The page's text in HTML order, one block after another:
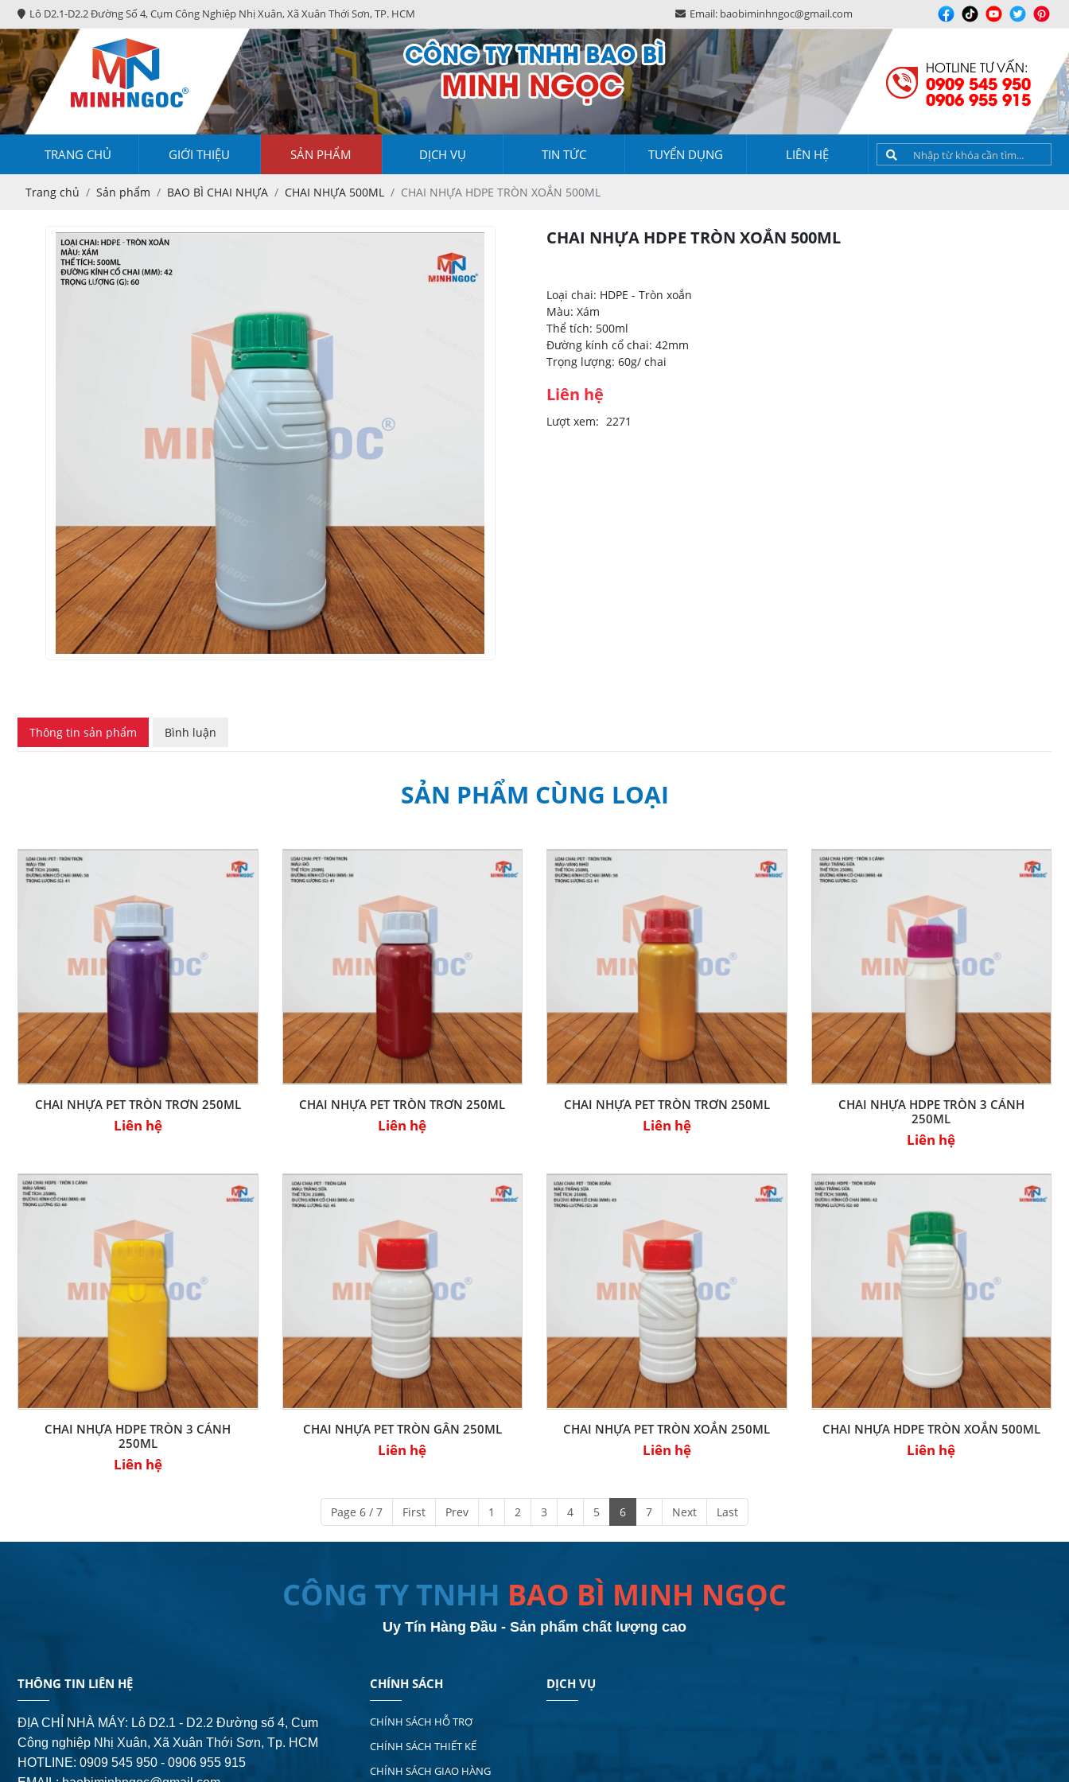
Lô D2.1-D2.2 Đường Số 4, Cụm Công Nghiệp Nhị Xuân, Xã Xuân Thới Sơn, TP. HCM Email: baobiminhngoc@gmail.com
HOTLINE TƯ VẤN:
0909 545 950
0906 955 915
TRANG CHỦ GIỚI THIỆU SẢN PHẨM DỊCH VỤ TIN TỨC TUYỂN DỤNG LIÊN HỆ
Trang chủ Sản phẩm BAO BÌ CHAI NHỰA CHAI NHỰA 500ML CHAI NHỰA HDPE TRÒN XOẮN 500ML
CHAI NHỰA HDPE TRÒN XOẮN 500ML
Loại chai: HDPE - Tròn xoắn
Màu: Xám
Thể tích: 500ml
Đường kính cổ chai: 42mm
Trọng lượng: 60g/ chai
Liên hệ
Lượt xem: 2271
Thông tin sản phẩm Bình luận
SẢN PHẨM CÙNG LOẠI
CHAI NHỰA PET TRÒN TRƠN 250ML
Liên hệ
CHAI NHỰA PET TRÒN TRƠN 250ML
Liên hệ
CHAI NHỰA PET TRÒN TRƠN 250ML
Liên hệ
CHAI NHỰA HDPE TRÒN 3 CÁNH
250ML
Liên hệ
CHAI NHỰA HDPE TRÒN 3 CÁNH
250ML
Liên hệ
CHAI NHỰA PET TRÒN GÂN 250ML
Liên hệ
CHAI NHỰA PET TRÒN XOẮN 250ML
Liên hệ
CHAI NHỰA HDPE TRÒN XOẮN 500ML
Liên hệ
Page 6 / 7 First Prev 1 2 3 4 5 6 7 Next Last
CÔNG TY TNHH BAO BÌ MINH NGỌC
Uy Tín Hàng Đầu - Sản phẩm chất lượng cao
THÔNG TIN LIÊN HỆ
ĐỊA CHỈ NHÀ MÁY: Lô D2.1 - D2.2 Đường số 4, Cụm
Công nghiệp Nhị Xuân, Xã Xuân Thới Sơn, Tp. HCM
HOTLINE: 0909 545 950 - 0906 955 915
CHÍNH SÁCH
CHÍNH SÁCH HỖ TRỢ
CHÍNH SÁCH THIẾT KẾ
CHÍNH SÁCH GIAO HÀNG
DỊCH VỤ